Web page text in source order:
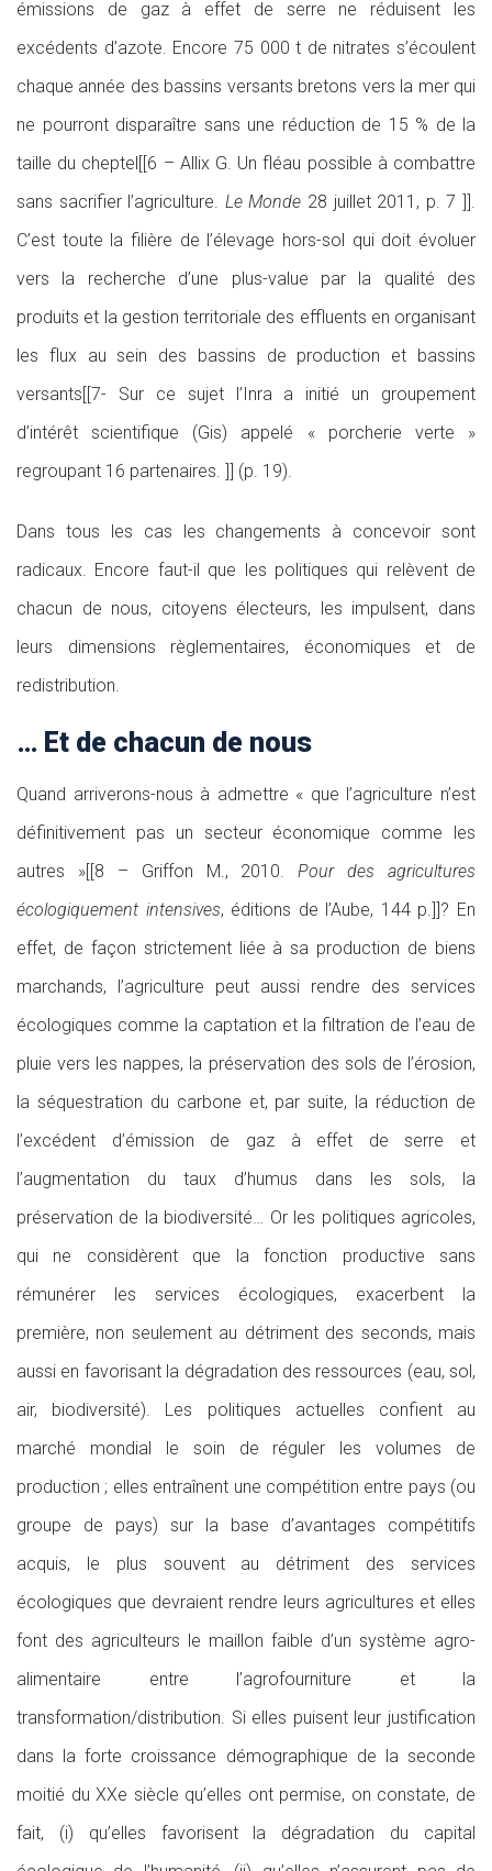
émissions de gaz à effet de serre ne réduisent les
excédents d’azote. Encore 75 000 t de nitrates s’écoulent
chaque année des bassins versants bretons vers la mer qui
ne pourront disparaître sans une réduction de 15 % de la
taille du cheptel[[6 – Allix G. Un fléau possible à combattre
sans sacrifier l’agriculture. Le Monde 28 juillet 2011, p. 7 ]].
C’est toute la filière de l’élevage hors-sol qui doit évoluer
vers la recherche d’une plus-value par la qualité des
produits et la gestion territoriale des effluents en organisant
les flux au sein des bassins de production et bassins
versants[[7- Sur ce sujet l’Inra a initié un groupement
d’intérêt scientifique (Gis) appelé « porcherie verte »
regroupant 16 partenaires. ]] (p. 19).
Dans tous les cas les changements à concevoir sont
radicaux. Encore faut-il que les politiques qui relèvent de
chacun de nous, citoyens électeurs, les impulsent, dans
leurs dimensions règlementaires, économiques et de
redistribution.
… Et de chacun de nous
Quand arriverons-nous à admettre « que l’agriculture n’est
définitivement pas un secteur économique comme les
autres »[[8 – Griffon M., 2010.Pour des agricultures
écologiquement intensives, éditions de l’Aube, 144 p.]]? En
effet, de façon strictement liée à sa production de biens
marchands, l’agriculture peut aussi rendre des services
écologiques comme la captation et la filtration de l’eau de
pluie vers les nappes, la préservation des sols de l’érosion,
la séquestration du carbone et, par suite, la réduction de
l’excédent d’émission de gaz à effet de serre et
l’augmentation du taux d’humus dans les sols, la
préservation de la biodiversité… Or les politiques agricoles,
qui ne considèrent que la fonction productive sans
rémunérer les services écologiques, exacerbent la
première, non seulement au détriment des seconds, mais
aussi en favorisant la dégradation des ressources (eau, sol,
air, biodiversité). Les politiques actuelles confient au
marché mondial le soin de réguler les volumes de
production ; elles entraînent une compétition entre pays (ou
groupe de pays) sur la base d’avantages compétitifs
acquis, le plus souvent au détriment des services
écologiques que devraient rendre leurs agricultures et elles
font des agriculteurs le maillon faible d’un système agro-
alimentaire entre l’agrofourniture et la
transformation/distribution. Si elles puisent leur justification
dans la forte croissance démographique de la seconde
moitié du XXe siècle qu’elles ont permise, on constate, de
fait, (i) qu’elles favorisent la dégradation du capital